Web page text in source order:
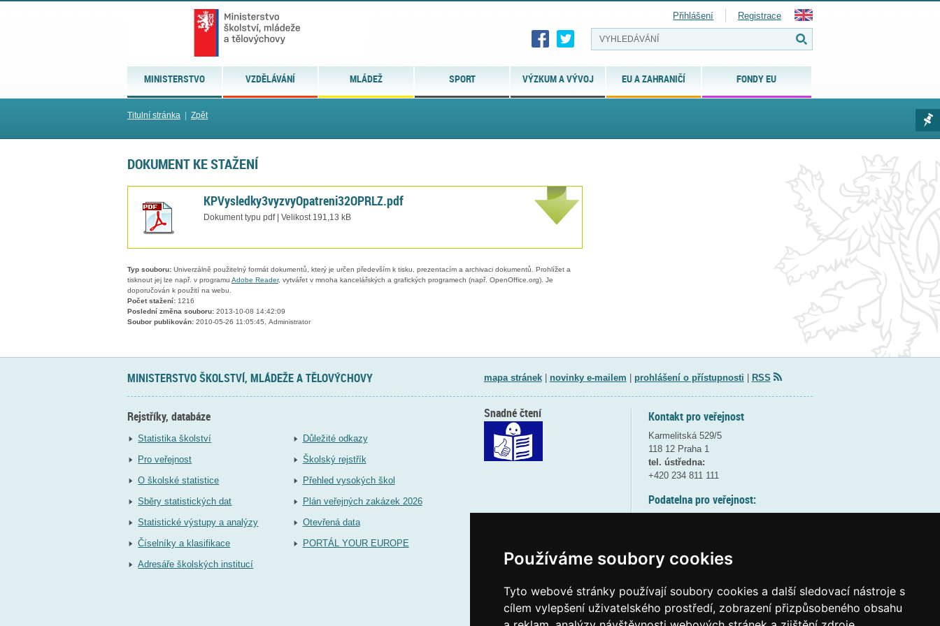
Používáme soubory cookies
Tyto webové stránky používají soubory cookies a další sledovací nástroje s
cílem vylepšení uživatelského prostředí, zobrazení přizpůsobeného obsahu
MINISTERSTVO VZDĚLÁVÁNÍ MLÁDEŽ SPORT VÝZKUM A VÝVOJ EU A ZAHRANIČÍ FONDY EU
Přihlášení Registrace
Titulní stránka Zpět
DOKUMENT KE STAŽENÍ
KPVysledky3vyzvyOpatreni32OPRLZ.pdf
Dokument typu pdf | Velikost 191,13 kB
Typ souboru: Univerzálně použitelný formát dokumentů, který je určen především k tisku, prezentacím a archivaci dokumentů. Prohlížet a
tisknout jej lze např. v programu Adobe Reader, vytvářet v mnoha kancelářských a grafických programech (např. OpenOffice.org). Je
doporučován k použití na webu.
Počet stažení: 1216
Poslední změna souboru: 2013-10-08 14:42:09
Soubor publikován: 2010-05-26 11:05:45, Administrator
MINISTERSTVO ŠKOLSTVÍ, MLÁDEŽE A TĚLOVÝCHOVY mapa stránek| novinky e-mailem prohlášení o přístupnosti RSS
Rejstříky, databáze
Statistika školství
Pro veřejnost
O školské statistice
Sběry statistických dat
Statistické výstupy a analýzy
Číselníky a klasifikace
Adresáře školských institucí
Důležité odkazy
Školský rejstřík
Přehled vysokých škol
Plán veřejných zakázek 2026
Otevřená data
PORTÁL YOUR EUROPE
Kontakt pro veřejnost
Karmelitská 529/5
118 12 Praha 1
tel. ústředna:
+420 234 811 111
Podatelna pro veřejnost:
(více informací
Elektronická podatelna:
Snadné čtení